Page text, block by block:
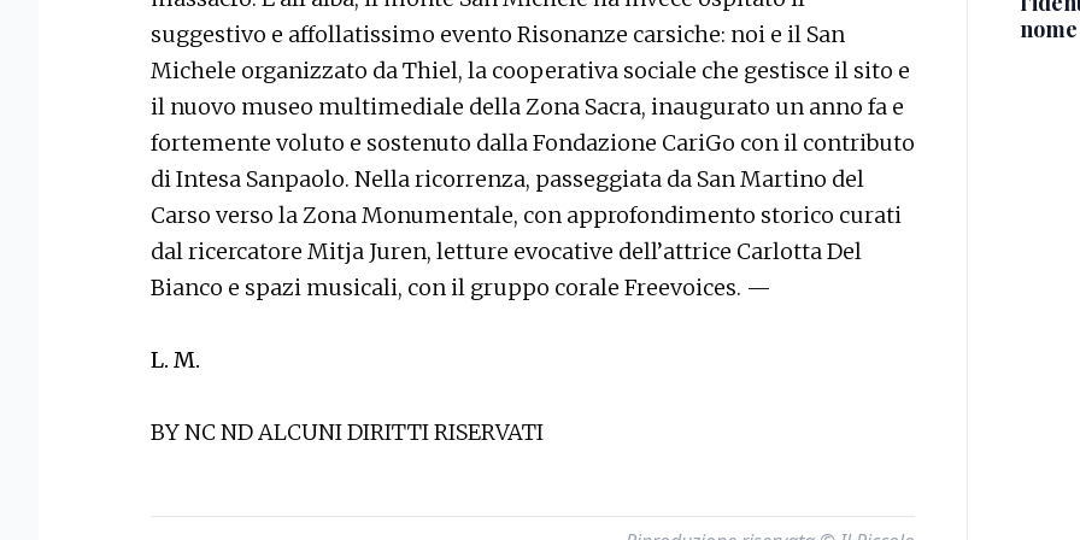
suggestivo e affollatissimo evento Risonanze carsiche: noi e il San
Michele organizzato da Thiel, la cooperativa sociale che gestisce il sito e
il nuovo museo multimediale della Zona Sacra, inaugurato un anno fa e
fortemente voluto e sostenuto dalla Fondazione CariGo con il contributo
di Intesa Sanpaolo. Nella ricorrenza, passeggiata da San Martino del
Carso verso la Zona Monumentale, con approfondimento storico curati
dal ricercatore Mitja Juren, letture evocative dell’attrice Carlotta Del
Bianco e spazi musicali, con il gruppo corale Freevoices. —
L. M.
BY NC ND ALCUNI DIRITTI RISERVATI
nome